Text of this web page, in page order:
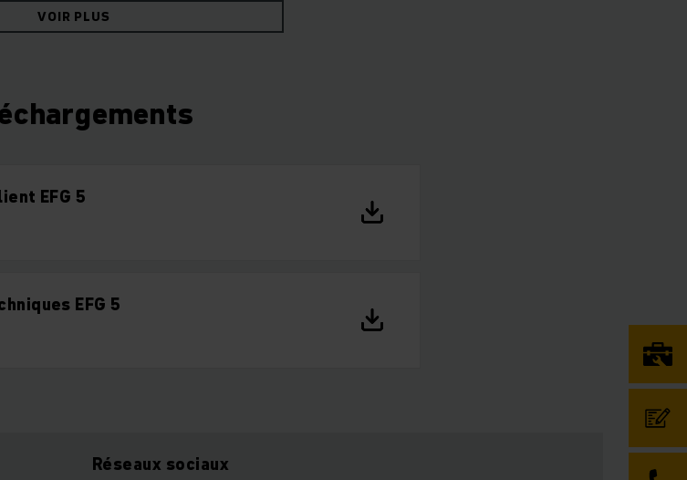
VOIR PLUS
EFG 5
EFG 5
Réseaux sociaux